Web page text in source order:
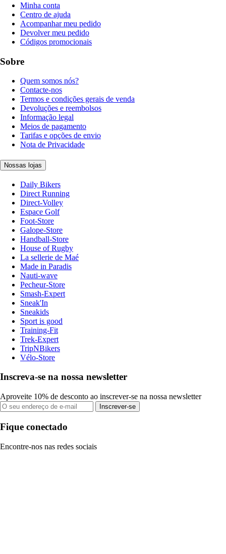
Minha conta
Centro de ajuda
Acompanhar meu pedido
Devolver meu pedido
Códigos promocionais
Sobre
Quem somos nós?
Contacte-nos
Termos e condições gerais de venda
Devoluções e reembolsos
Informação legal
Meios de pagamento
Tarifas e opções de envio
Nota de Privacidade
Nossas lojas
Daily Bikers
Direct Running
Direct-Volley
Espace Golf
Foot-Store
Galope-Store
Handball-Store
House of Rugby
La sellerie de Maé
Made in Paradis
Nauti-wave
Pecheur-Store
Smash-Expert
Sneak'In
Sneakids
Sport is good
Training-Fit
Trek-Expert
TripNBikers
Vélo-Store
Inscreva-se na nossa newsletter
Aproveite 10% de desconto ao inscrever-se na nossa newsletter
Inscrever-se
Fique conectado
Encontre-nos nas redes sociais